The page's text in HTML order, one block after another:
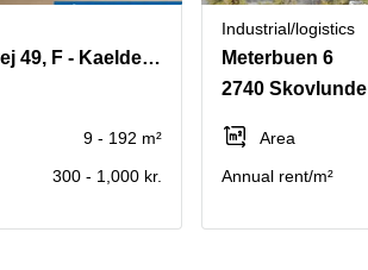
Soendre Ringvej 49, F - Kaelderrum 9-192 m2
9 - 192 m²
300 - 1,000 kr.
Industrial/logistics
Meterbuen 6
2740 Skovlunde
Area
Annual rent/m²